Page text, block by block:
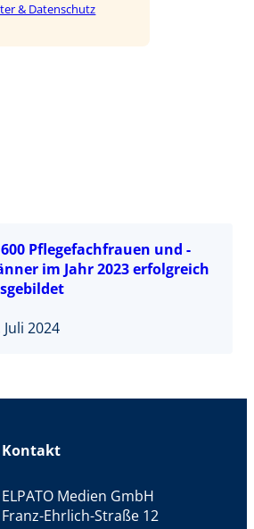
& Datenschutz
Pflegefachfrauen und -
im Jahr 2023 erfolgreich
Juli 2024
Kontakt
ELPATO Medien GmbH
Franz-Ehrlich-Straße 12